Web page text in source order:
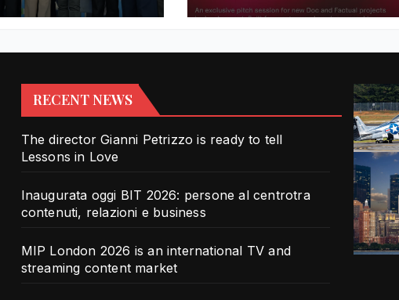
RECENT NEWS
The director Gianni Petrizzo is ready to tell
Lessons in Love
Inaugurata oggi BIT 2026: persone al centrotra
contenuti, relazioni e business
MIP London 2026 is an international TV and
streaming content market